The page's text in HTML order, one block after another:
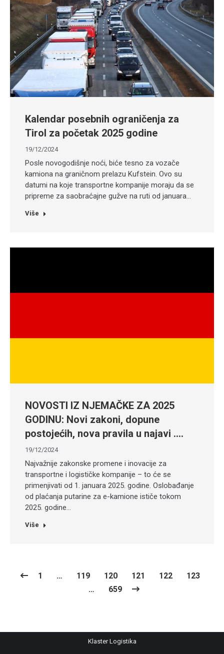
Kalendar posebnih ograničenja za
Tirol za početak 2025 godine
19/12/2024
Posle novogodišnje noći, biće tesno za vozače
kamiona na graničnom prelazu Kufstein. Ovo su
datumi na koje transportne kompanije moraju da se
pripreme za saobraćajne gužve na ruti od januara…
Više
NOVOSTI IZ NJEMAČKE ZA 2025
GODINU: Novi zakoni, dopune
postojećih, nova pravila u najavi ….
19/12/2024
Najvažnije zakonske promene i inovacije za
transportne i logističke kompanije – to će se
primenjivati od 1. januara 2025. godine. Oslobađanje
od plaćanja putarine za e-kamione ističe tokom
2025. godine…
Više
1 … 119 120 121 122
123
…
659
Klaster Logistika